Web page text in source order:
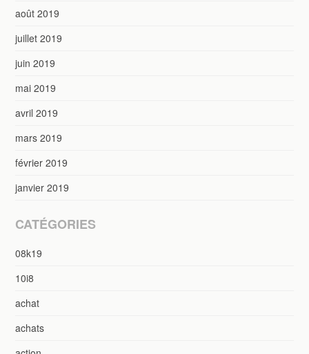
août 2019
juillet 2019
juin 2019
mai 2019
avril 2019
mars 2019
février 2019
janvier 2019
CATÉGORIES
08k19
10i8
achat
achats